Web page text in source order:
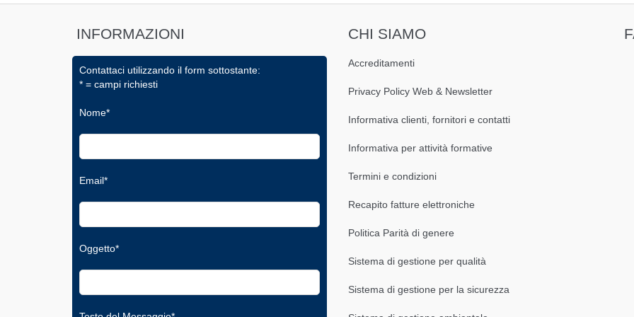
INFORMAZIONI
Contattaci utilizzando il form sottostante:
* = campi richiesti
Nome*
Email*
Oggetto*
CHI SIAMO
Accreditamenti
Privacy Policy Web & Newsletter
Informativa clienti, fornitori e contatti
Informativa per attività formative
Termini e condizioni
Recapito fatture elettroniche
Politica Parità di genere
Sistema di gestione per qualità
Sistema di gestione per la sicurezza